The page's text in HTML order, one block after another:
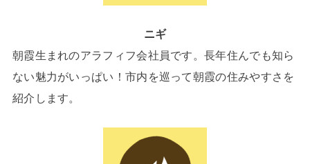
ニギ
朝霞生まれのアラフィフ会社員です。長年住んでも知ら
ない魅力がいっぱい！市内を巡って朝霞の住みやすさを
紹介します。